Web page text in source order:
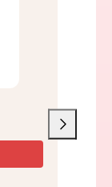
Liu'uta
oikealle